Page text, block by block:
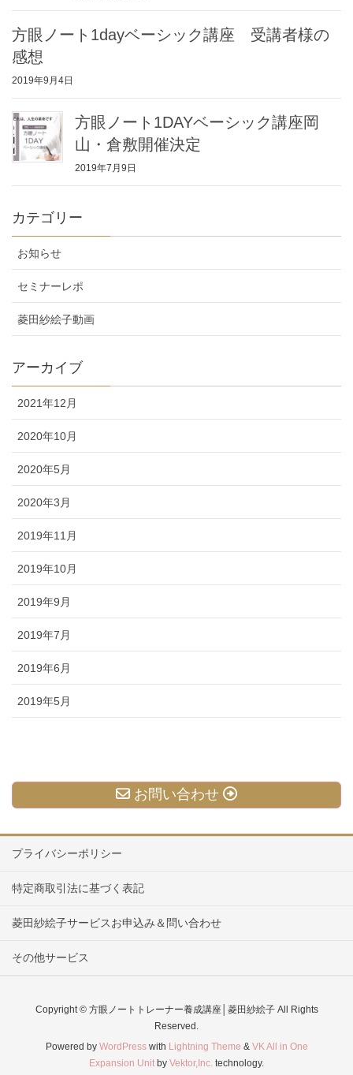
方眼ノート1dayベーシック講座 受講者様の
感想
2019年9月4日
方眼ノート1DAYベーシック講座岡
山・倉敷開催決定
2019年7月9日
カテゴリー
お知らせ
セミナーレポ
菱田紗絵子動画
アーカイブ
2021年12月
2020年10月
2020年5月
2020年3月
2019年11月
2019年10月
2019年9月
2019年7月
2019年6月
2019年5月
お問い合わせ
プライバシーポリシー
特定商取引法に基づく表記
菱田紗絵子サービスお申込み＆問い合わせ
その他サービス
Copyright © 方眼ノートトレーナー養成講座│菱田紗絵子 All Rights
Reserved.
Powered by WordPresswith Lightning Theme & VK All in One
Expansion Unit by Vektor,Inc. technology.